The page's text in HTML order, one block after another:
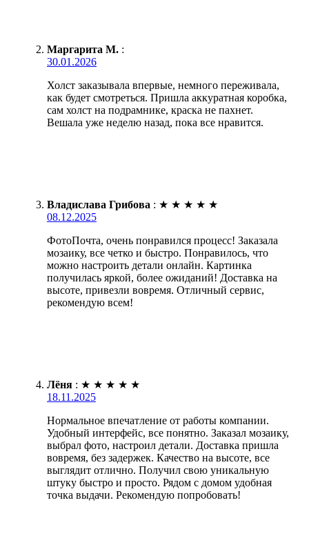
Маргарита М. :
30.01.2026
Холст заказывала впервые, немного переживала,
как будет смотреться. Пришла аккуратная коробка,
сам холст на подрамнике, краска не пахнет.
Вешала уже неделю назад, пока все нравится.
Владислава Грибова : ★ ★ ★ ★ ★
08.12.2025
ФотоПочта, очень понравился процесс! Заказала
мозаику, все четко и быстро. Понравилось, что
можно настроить детали онлайн. Картинка
получилась яркой, более ожиданий! Доставка на
высоте, привезли вовремя. Отличный сервис,
рекомендую всем!
Лёня : ★ ★ ★ ★ ★
18.11.2025
Нормальное впечатление от работы компании.
Удобный интерфейс, все понятно. Заказал мозаику,
выбрал фото, настроил детали. Доставка пришла
вовремя, без задержек. Качество на высоте, все
выглядит отлично. Получил свою уникальную
штуку быстро и просто. Рядом с домом удобная
точка выдачи. Рекомендую попробовать!